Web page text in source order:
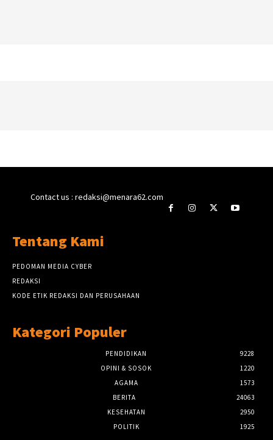
Contact us : redaksi@menara62.com
Tentang Kami
PEDOMAN MEDIA CYBER
REDAKSI
KODE ETIK REDAKSI DAN PERUSAHAAN
Kategori Populer
PENDIDIKAN
9228
OPINI & SOSOK
1220
AGAMA
1573
BERITA
24063
KESEHATAN
2950
POLITIK
1925